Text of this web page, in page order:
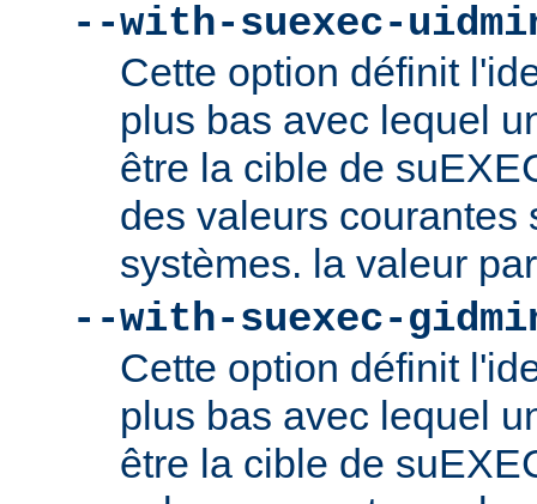
--with-suexec-
Cette option définit
plus bas avec lequel
être la cible de
des valeurs courantes
systèmes. la valeur
--with-suexec-
Cette option définit
plus bas avec lequel
être la cible de